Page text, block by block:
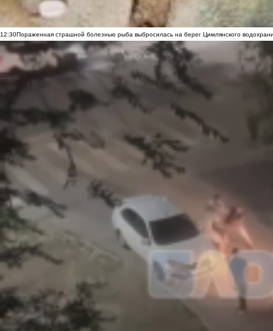
12:30Пораженная страшной болезнью рыба выбросилась на берег Цимлянского